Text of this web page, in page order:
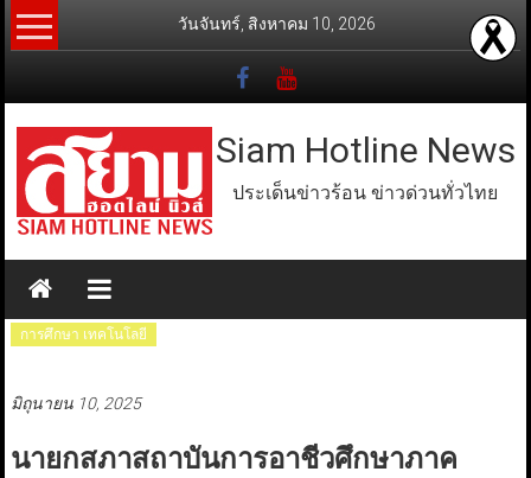
Skip
to
วันจันทร์, สิงหาคม 10, 2026
Siam Hotline News
ประเด็นข่าวร้อน ข่าวด่วนทั่วไทย
การศึกษา เทคโนโลยี
มิถุนายน 10, 2025
นายกสภาสถาบันการอาชีวศึกษาภาค